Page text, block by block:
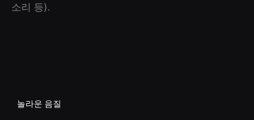
소리 등).
놀라운 음질